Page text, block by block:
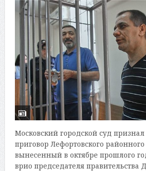
Московский городской суд
приговор Лефортовского районного
вынесенный в октябре прошлого
врио председателя правительства